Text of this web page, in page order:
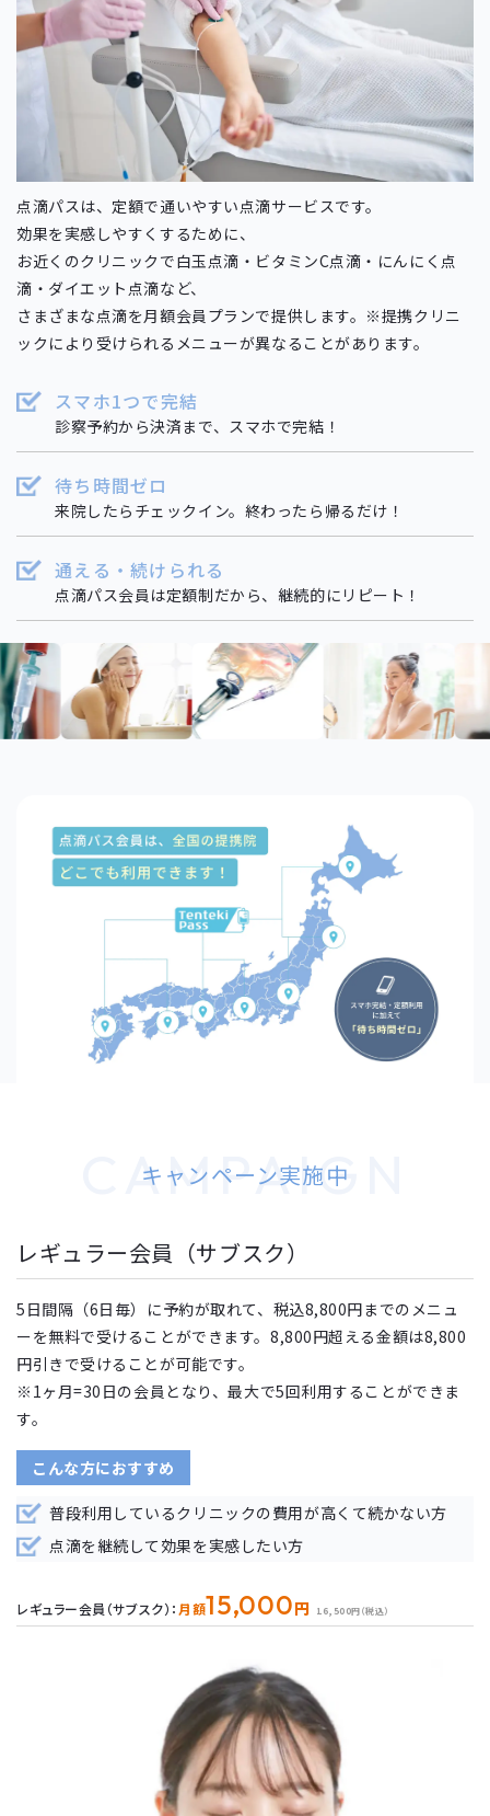
点滴パスは、定額で通いやすい点滴サービスです。
効果を実感しやすくするために、
お近くのクリニックで白玉点滴・ビタミンC点滴・にんにく点
滴・ダイエット点滴など、
さまざまな点滴を月額会員プランで提供します。 ※提携クリニ
ックにより受けられるメニューが異なることがあります。
スマホ1つで完結
診察予約から決済まで、スマホで完結！
待ち時間ゼロ
来院したらチェックイン。終わったら帰るだけ！
通える・続けられる
点滴パス会員は定額制だから、継続的にリピート！
キャンペーン実施中
CAMPAIGN
レギュラー会員（サブスク）
5日間隔（6日毎）に予約が取れて、税込8,800円までのメニュ
ーを無料で受けることができます。8,800円超える金額は8,800
円引きで受けることが可能です。
※1ヶ月=30日の会員となり、最大で5回利用することができま
す。
こんな方におすすめ
普段利用しているクリニックの費用が高くて続かない方
点滴を継続して効果を実感したい方
レギュラー会員（サブスク）： 月額15,000円 16,500円（税込）